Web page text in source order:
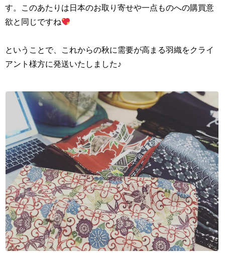
す。このあたりは日本のお取り寄せや一点ものへの購買意
欲と同じですね
ということで、これからの秋に需要が高まる羽織をクライ
アント様方に発送いたしました♪